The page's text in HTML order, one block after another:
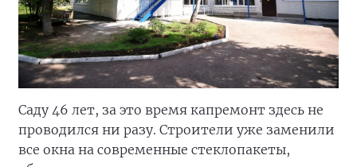
Саду 46 лет, за это время капремонт здесь не
проводился ни разу. Строители уже заменили
все окна на современные стеклопакеты,